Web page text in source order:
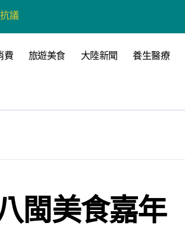
「國防+產業」務實版
獎學金
費 旅遊美食 大陸新聞 養生醫療
閩美食嘉年